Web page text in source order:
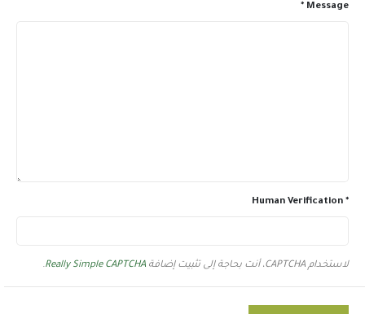
Message *
Human Verification *
لاستخدام CAPTCHA، أنت بحاجة إلى تثبيت إضافة Really Simple CAPTCHA
.